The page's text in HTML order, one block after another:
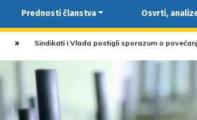
Prednosti članstva Osvrti,
Sindikati i Vlada postigli sporazum o